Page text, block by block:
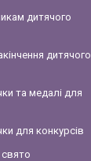
дитячого
дитячого
та медалі для
для конкурсів